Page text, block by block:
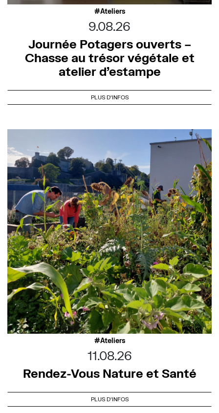
Ateliers
9.08.26
Journée Potagers ouverts –
Chasse au trésor végétale et
atelier d’estampe
PLUS D'INFOS
Ateliers
11.08.26
Rendez-Vous Nature et Santé
PLUS D'INFOS